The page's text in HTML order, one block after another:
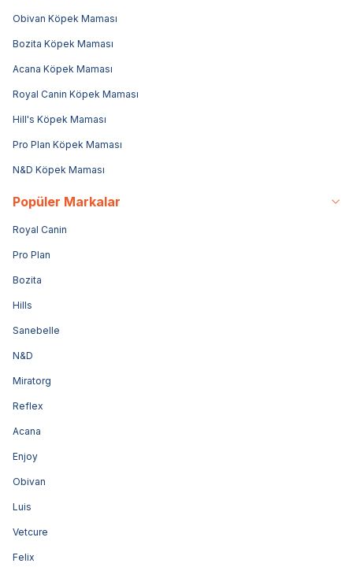
Obivan Köpek Maması
Bozita Köpek Maması
Acana Köpek Maması
Royal Canin Köpek Maması
Hill's Köpek Maması
Pro Plan Köpek Maması
N&D Köpek Maması
Popüler Markalar
Royal Canin
Pro Plan
Bozita
Hills
Sanebelle
N&D
Miratorg
Reflex
Acana
Enjoy
Obivan
Luis
Vetcure
Felix